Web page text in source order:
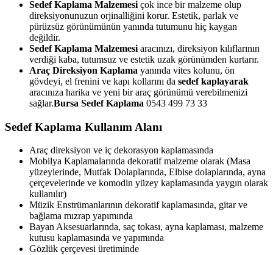
Sedef Kaplama Malzemesi çok ince bir malzeme olup
direksiyonunuzun orjinalliğini korur. Estetik, parlak ve
pürüzsüz görünümünün yanında tutumunu hiç kaygan
değildir.
Sedef Kaplama Malzemesi aracınızı, direksiyon kılıflarının
verdiği kaba, tutumsuz ve estetik uzak görünümden kurtarır.
Araç Direksiyon Kaplama yanında vites kolunu, ön
gövdeyi, el frenini ve kapı kollarını da sedef kaplayarak
aracınıza harika ve yeni bir araç görünümü verebilmenizi
sağlar.Bursa Sedef Kaplama 0543 499 73 33
Sedef Kaplama Kullanım Alanı
Araç direksiyon ve iç dekorasyon kaplamasında
Mobilya Kaplamalarında dekoratif malzeme olarak (Masa
yüzeylerinde, Mutfak Dolaplarında, Elbise dolaplarında, ayna
çerçevelerinde ve komodin yüzey kaplamasında yaygın olarak
kullanılır)
Müzik Enstrümanlarının dekoratif kaplamasında, gitar ve
bağlama mızrap yapımında
Bayan Aksesuarlarında, saç tokası, ayna kaplaması, malzeme
kutusu kaplamasında ve yapımında
Gözlük çerçevesi üretiminde